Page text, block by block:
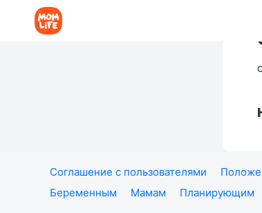
Соглашение с пользователями
Беременным
Мамам Планирующим